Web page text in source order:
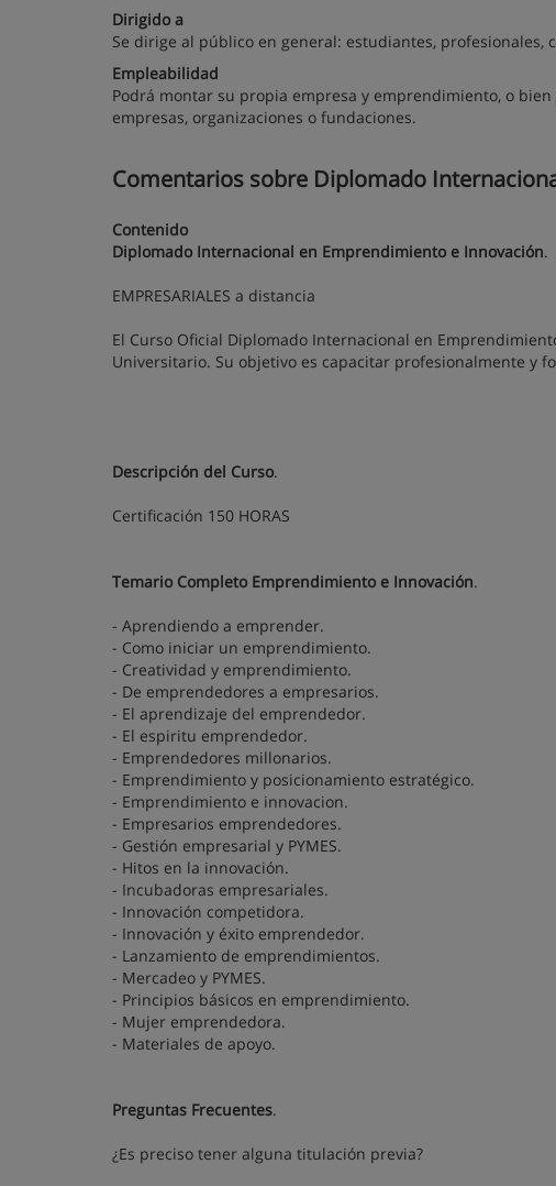
Dirigido a
Se dirige al público en general: estudiantes, profesionales,
Empleabilidad
Podrá montar su propia empresa y emprendimiento, o
empresas, organizaciones o fundaciones.
Comentarios sobre Diplomado
Contenido
Diplomado Internacional en Emprendimiento e Innovación.
EMPRESARIALES a distancia
El Curso Oficial Diplomado Internacional en
Universitario. Su objetivo es capacitar profesionalmente y
Descripción del Curso.
Certificación 150 HORAS
Temario Completo Emprendimiento e Innovación.
- Aprendiendo a emprender.
- Como iniciar un emprendimiento.
- Creatividad y emprendimiento.
- De emprendedores a empresarios.
- El aprendizaje del emprendedor.
- El espiritu emprendedor.
- Emprendedores millonarios.
- Emprendimiento y posicionamiento estratégico.
- Emprendimiento e innovacion.
- Empresarios emprendedores.
- Gestión empresarial y PYMES.
- Hitos en la innovación.
- Incubadoras empresariales.
- Innovación competidora.
- Innovación y éxito emprendedor.
- Lanzamiento de emprendimientos.
- Mercadeo y PYMES.
- Principios básicos en emprendimiento.
- Mujer emprendedora.
- Materiales de apoyo.
Preguntas Frecuentes.
¿Es preciso tener alguna titulación previa?